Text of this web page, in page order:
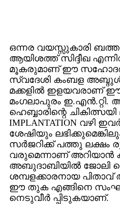
ഒന്നര വയസ്സുകാരി
ആയിശത്ത് സിദ്ദീഖ
മൂകരുമാണ് ഈ
സ്വദേശി കംബള അബ്ദുള്‍
മക്കളില്‍ ഇളയവരാണ്
മംഗലാപുരം ഇ.എന്‍.റ്റി.
ഹെബ്ബാരിന്റെ ചികിത്സയി
IMPLANTATION വഴി
ശേഷിയും
സര്‍ജറിക്ക് പത്തു ലക്ഷം
വരുമെന്നാണ് അറിയാന്‍
അബുദാബിയില്‍ ജോലി
ശമ്പളക്കാരനായ പിതാവ്
ഈ തുക എങ്ങിനെ
നെടുവീര്‍ പ്പിടുകയാണ്.